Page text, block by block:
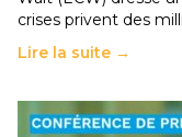
crises privent des
Lire la suite →